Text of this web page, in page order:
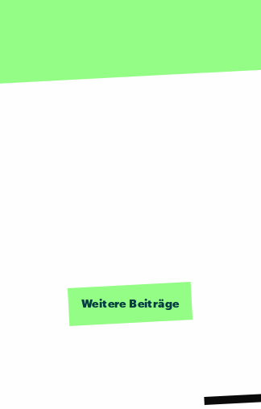
Weitere Beiträge